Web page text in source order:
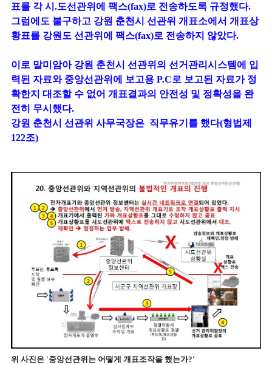
표를 각 시.도선관위에 팩스(fax)로 전송하도록 규정했다.
그럼에도 불구하고 강원 춘천시 선관위 개표소에서 개표상
황표를 강원도 선관위에 팩스(fax)로 전송하지 않았다.
이로 말미암아 강원 춘천시 선관위의 선거관리시스템에 입
력된 자료와 중앙선관위에 보고용 P.C로 보고된 자료가 정
확한지 대조할 수 없어 개표결과의 안전성 및 정확성을 완
전히 무시했다.
강원 춘천시 선관위 사무국장은 직무유기를 했다(형법제
122조)
위 사진은 '중앙선관위는 어떻게 개표조작을 했는가?'